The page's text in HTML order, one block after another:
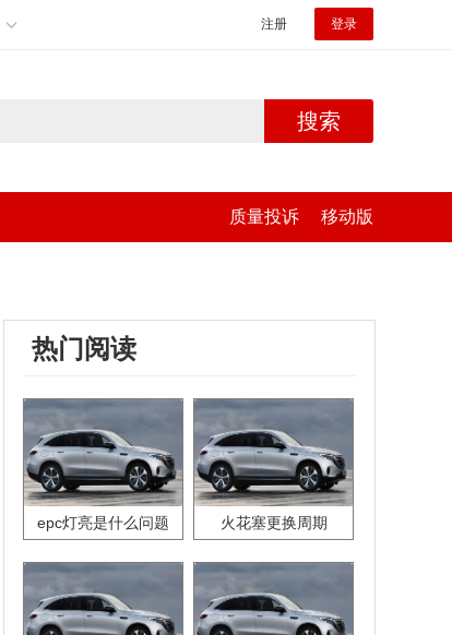
注册 登录
搜索
质量投诉 移动版
热门阅读
epc灯亮是什么问题 火花塞更换周期